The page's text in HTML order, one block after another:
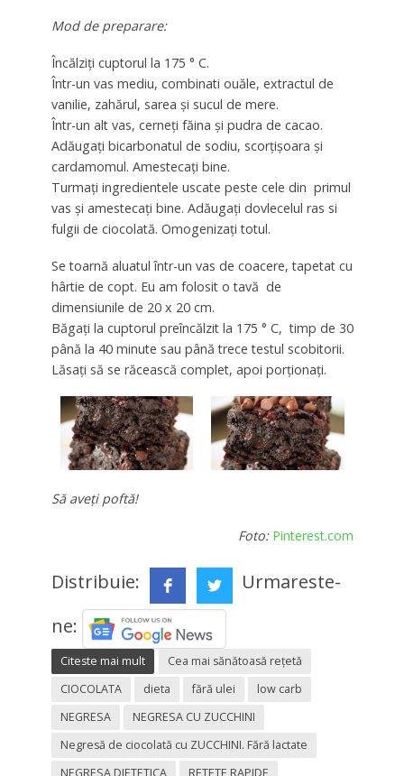
Mod de preparare:
Încălziți cuptorul la 175 ° C.
Într-un vas mediu, combinati ouăle, extractul de
vanilie, zahărul, sarea și sucul de mere.
Într-un alt vas, cerneți făina și pudra de cacao.
Adăugați bicarbonatul de sodiu, scorțișoara și
cardamomul. Amestecați bine.
Turmați ingredientele uscate peste cele din primul
vas și amestecați bine. Adăugați dovlecelul ras si
fulgii de ciocolată. Omogenizați totul.
Se toarnă aluatul într-un vas de coacere, tapetat cu
hârtie de copt. Eu am folosit o tavă de
dimensiunile de 20 x 20 cm.
Băgați la cuptorul preîncălzit la 175 ° C, timp de 30
până la 40 minute sau până trece testul scobitorii.
Lăsați să se răcească complet, apoi porționați.
Să aveți poftă!
Foto: Pinterest.com
Distribuie:
Urmareste-
ne:
Citeste mai mult
Cea mai sănătoasă rețetă
CIOCOLATA
dieta fără ulei
low carb
NEGRESA
NEGRESA CU ZUCCHINI
Negresă de ciocolată cu ZUCCHINI. Fără lactate
NEGRESA DIETETICA
RETETE RAPIDE